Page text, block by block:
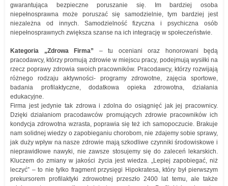
gwarantująca bezpieczne poruszanie się. Im bardziej osoba
niepełnosprawna może poruszać się samodzielnie, tym bardziej jest
niezależna od innych. Samodzielność fizyczna i psychiczna osób
niepełnosprawnych zwiększa szanse na ich integrację w społeczeństwie.
Kategoria „Zdrowa Firma” – tu oceniani oraz honorowani będą
pracodawcy, którzy promują zdrowie w miejscu pracy, podejmują wysiłki na
rzecz poprawy zdrowia swoich pracowników. Pracodawcy, którzy rozwijają
różnego rodzaju aktywności- programy zdrowotne, zajęcia sportowe,
badania profilaktyczne, dodatkowa opieka zdrowotna, działania
edukacyjne.
Firma jest jedynie tak zdrowa i zdolna do osiągnięć jak jej pracownicy.
Dzięki działaniom pracodawców promujących zdrowie pracowników ich
kondycja zdrowotna wzrasta, poprawia się też ich samopoczucie. Brakuje
nam solidnej wiedzy o zapobieganiu chorobom, nie zdajemy sobie sprawy,
jak duży wpływ na nasze zdrowie mają szkodliwe czynniki środowiskowe i
nieprawidłowe nawyki, nie zawsze stosujemy się do zaleceń lekarskich.
Kluczem do zmiany w jakości życia jest wiedza. „Lepiej zapobiegać, niż
leczyć” – to nie tylko fragment przysięgi Hipokratesa, który był pierwszym
prekursorem profilaktyki zdrowotnej przeszło 2400 lat temu, ale także